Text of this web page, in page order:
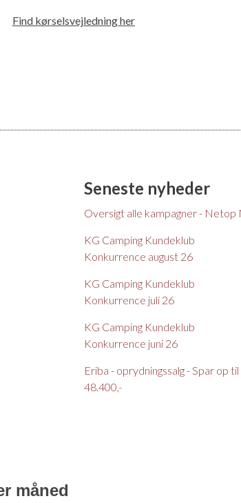
Find kørselsvejledning her
Seneste nyheder
Oversigt alle kampagner - Netop
KG Camping Kundeklub
Konkurrence august 26
KG Camping Kundeklub
Konkurrence juli 26
KG Camping Kundeklub
Konkurrence juni 26
Eriba - oprydningssalg - Spar op til
48.400,-